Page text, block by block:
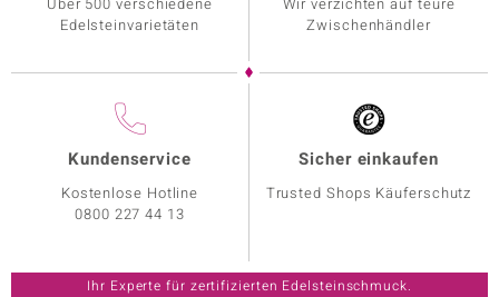
Edelsteinvarietäten
Zwischenhändler
Kundenservice
Kostenlose Hotline
0800 227 44 13
Sicher einkaufen
Trusted Shops Käuferschutz
Ihr Experte für zertifizierten Edelsteinschmuck.